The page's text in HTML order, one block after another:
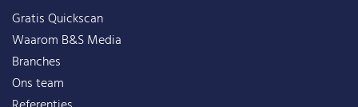
Gratis Quickscan
Waarom B&S Media
Branches
Ons team